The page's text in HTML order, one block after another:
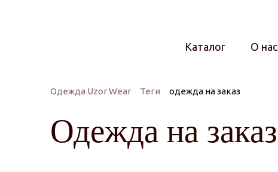
Каталог О нас
Одежда Uzor Wear Теги одежда на заказ
Одежда на заказ